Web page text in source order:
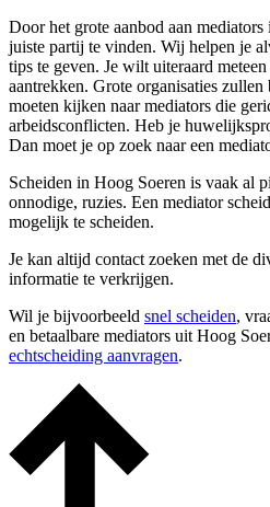
Door het grote aanbod aan
juiste partij te vinden. Wij helpen je
tips te geven. Je wilt uiteraard
aantrekken. Grote organisaties
moeten kijken naar mediators die
arbeidsconflicten. Heb je
Dan moet je op zoek naar een
Scheiden in Hoog Soeren is vaak al
onnodige, ruzies. Een mediator
mogelijk te scheiden.
Je kan altijd contact zoeken met de
informatie te verkrijgen.
Wil je bijvoorbeeld snel scheiden,
en betaalbare mediators uit Hoog
echtscheiding aanvragen.